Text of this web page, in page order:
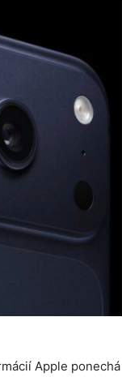
Apple ponechá